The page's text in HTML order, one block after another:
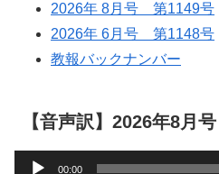
2026年 8月号 第1149号
2026年 6月号 第1148号
教報バックナンバー
【音声訳】2026年8月号
00:00